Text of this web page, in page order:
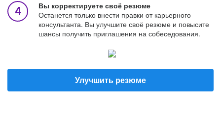
Вы корректируете своё резюме
Останется только внести правки от карьерного
консультанта. Вы улучшите своё резюме и повысите
шансы получить приглашения на собеседования.
Улучшить резюме